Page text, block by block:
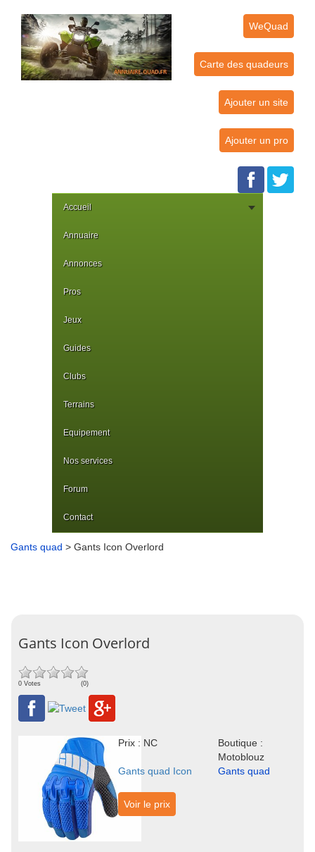
WeQuad
Carte des quadeurs
Ajouter un site
Ajouter un pro
Accueil
Annuaire
Annonces
Pros
Jeux
Guides
Clubs
Terrains
Equipement
Nos services
Forum
Contact
Gants quad > Gants Icon Overlord
Gants Icon Overlord
0 Votes (0)
Prix : NC
Boutique :
Motoblouz
Gants quad Icon
Gants quad
Voir le prix